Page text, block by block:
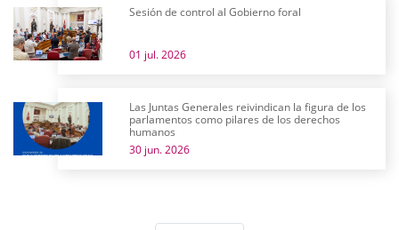
Sesión de control al Gobierno foral
01 jul. 2026
Las Juntas Generales reivindican la figura de los
parlamentos como pilares de los derechos
humanos
30 jun. 2026